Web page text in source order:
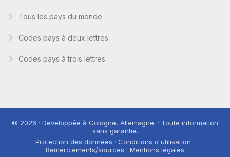
Tous les pays du monde
Codes pays à deux lettres
Codes pays à trois lettres
© 2026 · Developpée à Cologne, Allemagne. · Toute information
sans garantie.
Protection des données · Conditions d'utilisation ·
Remerciements/sources · Mentions légales